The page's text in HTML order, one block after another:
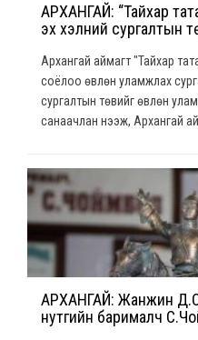
АРХАНГАЙ: “Тайхар
эх хэлний сургалтын
Архангай аймагт "Тайхар
соёлоо өвлөн уламжлах
сургалтын төвийг өвлөн
санаачлан нээж, Архангай
АРХАНГАЙ: Жанжин
нутгийн барималч